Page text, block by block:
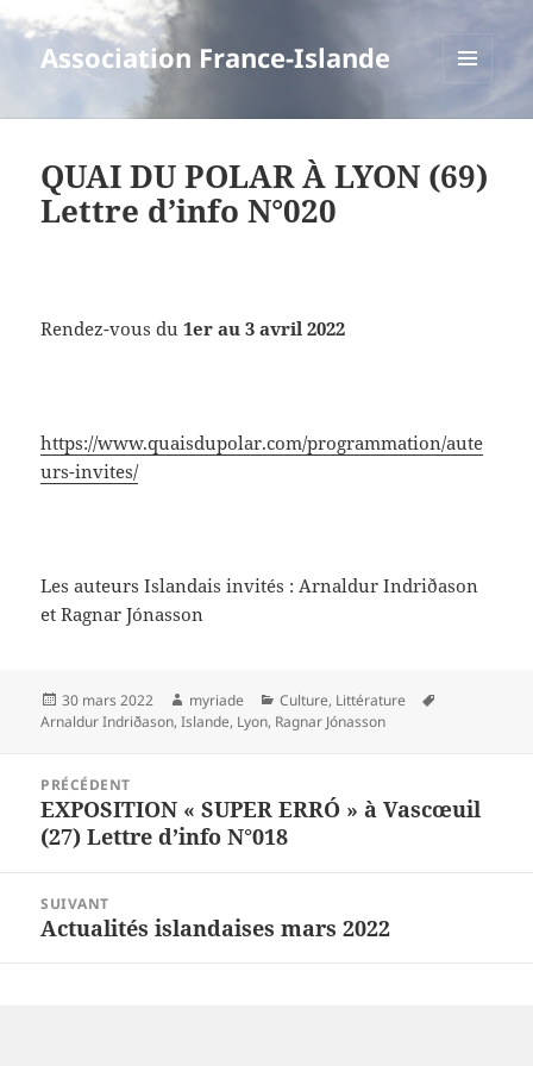
Association France-Islande
QUAI DU POLAR À LYON (69)
Lettre d’info N°020
Rendez-vous du1er au 3 avril 2022
https://www.quaisdupolar.com/programmation/aute
urs-invites/
Les auteurs Islandais invités : Arnaldur Indriðason
et Ragnar Jónasson
Publié
le
30 mars 2022 Auteur
myriade Catégories
Culture, Littérature
Arnaldur Indriðason,Islande, Lyon, Ragnar Jónasson
l’article
PRÉCÉDENT
Article
précédent :
EXPOSITION « SUPER ERRÓ » à Vascœuil
(27) Lettre d’info N°018
SUIVANT
Article
Actualités islandaises mars 2022